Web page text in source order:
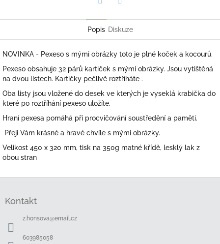
Popis Diskuze
NOVINKA - Pexeso s mými obrázky toto je plné koček a kocourů.
Pexeso obsahuje 32 párů kartiček s mými obrázky. Jsou vytištěná
na dvou listech. Kartičky pečlivě roztříháte .
Oba listy jsou vložené do desek ve kterých je vyseklá krabička do
které po roztříhání pexeso uložíte.
Hraní pexesa pomáhá při procvičování soustředění a paměti.
Přeji Vám krásné a hravé chvíle s mými obrázky.
Velikost 450 x 320 mm, tisk na 350g matné křídě, lesklý lak z
obou stran
Kontakt
z.honsova@email.cz
603985058